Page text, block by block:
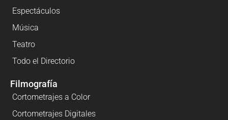
Espectáculos
Música
Teatro
Todo el Directorio
Filmografía
Cortometrajes a Color
Cortometrajes Digitales